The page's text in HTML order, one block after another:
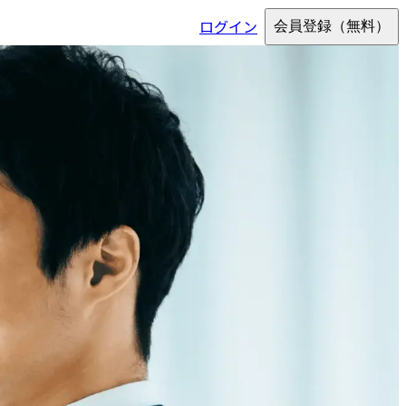
ログイン 会員登録 （無料）